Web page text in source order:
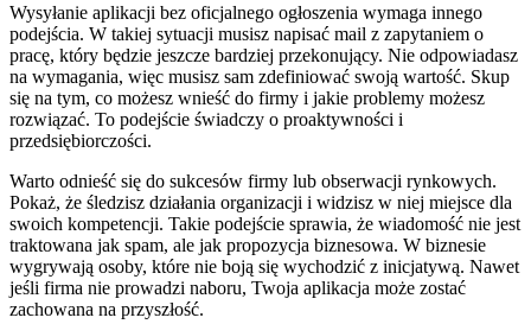
Wysyłanie aplikacji bez oficjalnego ogłoszenia wymaga innego
podejścia. W takiej sytuacji musisz napisać mail z zapytaniem o
pracę, który będzie jeszcze bardziej przekonujący. Nie odpowiadasz
na wymagania, więc musisz sam zdefiniować swoją wartość. Skup
się na tym, co możesz wnieść do firmy i jakie problemy możesz
rozwiązać. To podejście świadczy o proaktywności i
przedsiębiorczości.
Warto odnieść się do sukcesów firmy lub obserwacji rynkowych.
Pokaż, że śledzisz działania organizacji i widzisz w niej miejsce dla
swoich kompetencji. Takie podejście sprawia, że wiadomość nie jest
traktowana jak spam, ale jak propozycja biznesowa. W biznesie
wygrywają osoby, które nie boją się wychodzić z inicjatywą. Nawet
jeśli firma nie prowadzi naboru, Twoja aplikacja może zostać
zachowana na przyszłość.